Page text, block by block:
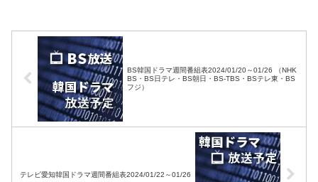
BS韓国ドラマ週間番組表2024/01/20～01/26 （NHK
BS・BS日テレ・BS朝日・BS-TBS・BSテレ東・BS
フジ）
テレビ愛知韓国ドラマ週間番組表2024/01/22～01/26